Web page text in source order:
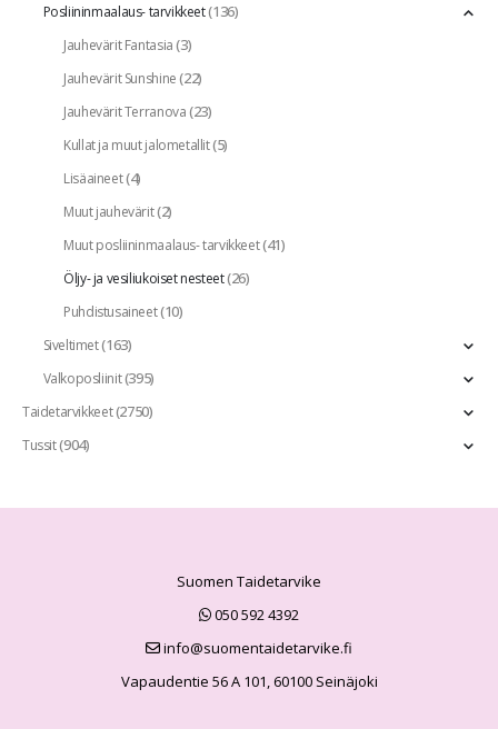
Posliininmaalaus- tarvikkeet(136)
Jauhevärit Fantasia(3)
Jauhevärit Sunshine(22)
Jauhevärit Terranova(23)
Kullat ja muut jalometallit(5)
Lisäaineet(4)
Muut jauhevärit(2)
Muut posliininmaalaus- tarvikkeet(41)
Öljy- ja vesiliukoiset nesteet(26)
Puhdistusaineet(10)
Siveltimet(163)
Valkoposliinit(395)
Taidetarvikkeet(2750)
Tussit(904)
Suomen Taidetarvike
050 592 4392
info@suomentaidetarvike.fi
Vapaudentie 56 A 101, 60100 Seinäjoki